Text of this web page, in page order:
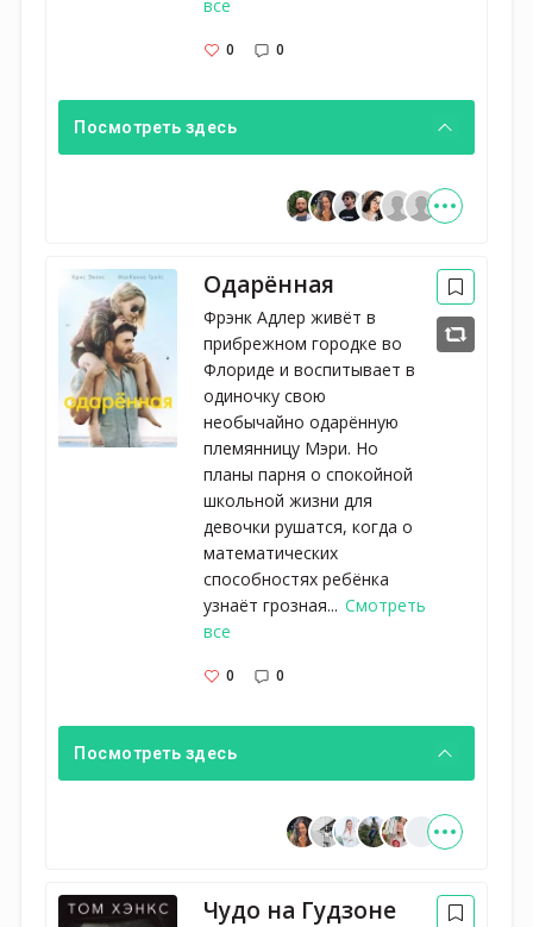
все
0 0
Посмотреть здесь
Одарённая
Фрэнк Адлер живёт в
прибрежном городке во
Флориде и воспитывает в
одиночку свою
необычайно одарённую
племянницу Мэри. Но
планы парня о спокойной
школьной жизни для
девочки рушатся, когда о
математических
способностях ребёнка
узнаёт грозная... Смотреть
все
0 0
Посмотреть здесь
Чудо на Гудзоне